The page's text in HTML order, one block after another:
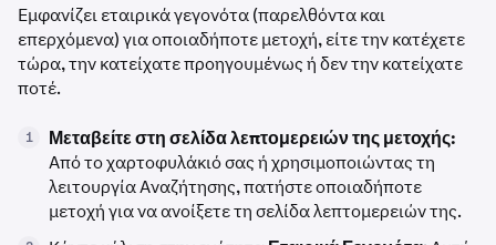
Εμφανίζει εταιρικά γεγονότα (παρελθόντα και
επερχόμενα) για οποιαδήποτε μετοχή, είτε την κατέχετε
τώρα, την κατείχατε προηγουμένως ή δεν την κατείχατε
ποτέ.
1
Μεταβείτε στη σελίδα λεπτομερειών της μετοχής:
Από το χαρτοφυλάκιό σας ή χρησιμοποιώντας τη
λειτουργία Αναζήτησης, πατήστε οποιαδήποτε
μετοχή για να ανοίξετε τη σελίδα λεπτομερειών της.